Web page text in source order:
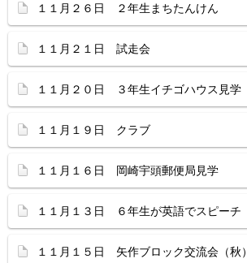
１１月２６日 ２年生まちたんけん
１１月２１日 試走会
１１月２０日 ３年生イチゴハウス見学
１１月１９日 クラブ
１１月１６日 岡崎宇頭郵便局見学
１１月１３日 ６年生が英語でスピーチ
１１月１５日 矢作ブロック交流会（秋）